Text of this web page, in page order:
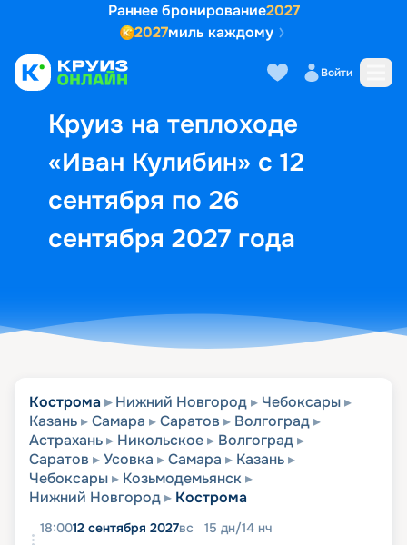
Раннее бронирование2027
2027миль каждому
Войти
Круиз на теплоходе
«Иван Кулибин» с 12
сентября по 26
сентября 2027 года
Выбор кают Маршрут и
Кострома Нижний Новгород
Чебоксары
Казань
Самара Саратов
Волгоград
Астрахань
Никольское
Волгоград
Саратов
Усовка Самара
Казань
Чебоксары
Козьмодемьянск
Нижний Новгород
Кострома
18:0012 сентября 2027вс 15 дн/14 нч